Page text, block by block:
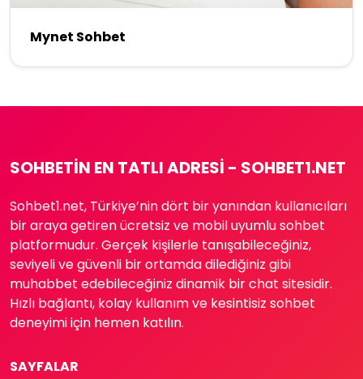
Mynet Sohbet
SOHBETIN EN TATLI ADRESI - SOHBET1.NET
Sohbet1.net, Türkiye’nin dört bir yanından kullanıcıları
bir araya getiren ücretsiz ve mobil uyumlu sohbet
platformudur. Gerçek kişilerle tanışabileceğiniz,
seviyeli ve güvenli bir ortamda dilediğiniz gibi
muhabbet edebileceğiniz dinamik bir chat sitesidir.
Hızlı bağlantı, kolay kullanım ve kesintisiz sohbet
deneyimi için hemen katılın.
SAYFALAR